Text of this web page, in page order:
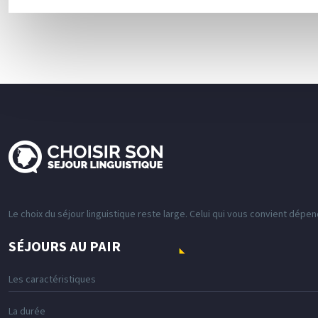
Le choix du séjour linguistique reste large. Celui qui vous convient
SÉJOURS AU PAIR
Les caractéristiques
La durée